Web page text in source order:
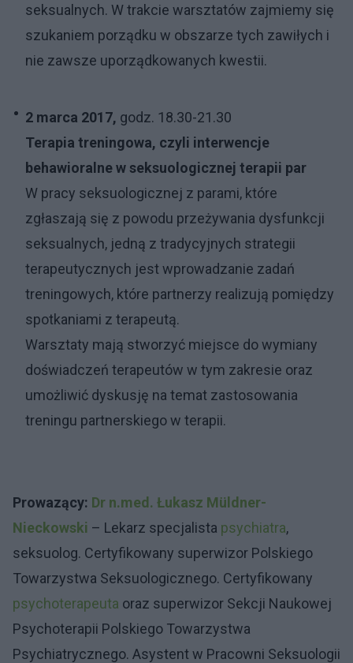
seksualnych. W trakcie warsztatów zajmiemy się
szukaniem porządku w obszarze tych zawiłych i
nie zawsze uporządkowanych kwestii.
2 marca 2017, godz. 18.30-21.30
Terapia treningowa, czyli interwencje
behawioralne w seksuologicznej terapii par
W pracy seksuologicznej z parami, które
zgłaszają się z powodu przeżywania dysfunkcji
seksualnych, jedną z tradycyjnych strategii
terapeutycznych jest wprowadzanie zadań
treningowych, które partnerzy realizują pomiędzy
spotkaniami z terapeutą.
Warsztaty mają stworzyć miejsce do wymiany
doświadczeń terapeutów w tym zakresie oraz
umożliwić dyskusję na temat zastosowania
treningu partnerskiego w terapii.
Prowazący: Dr n.med. Łukasz Müldner-
Nieckowski – Lekarz specjalista psychiatra,
seksuolog. Certyfikowany superwizor Polskiego
Towarzystwa Seksuologicznego. Certyfikowany
psychoterapeuta oraz superwizor Sekcji Naukowej
Psychoterapii Polskiego Towarzystwa
Psychiatrycznego. Asystent w Pracowni Seksuologii